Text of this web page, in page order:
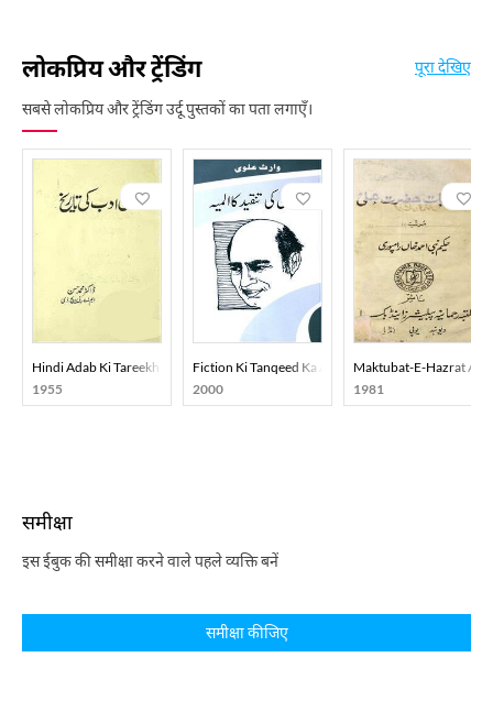
लोकप्रिय और ट्रेंडिंग
सबसे लोकप्रिय और ट्रेंडिंग उर्दू पुस्तकों का पता लगाएँ।
पूरा देखिए
Hindi Adab Ki Tareekh
1955
Fiction Ki Tanqeed Ka Almiya
2000
Maktubat-E-Hazrat Ali
1981
समीक्षा
इस ईबुक की समीक्षा करने वाले पहले व्यक्ति बनें
समीक्षा कीजिए